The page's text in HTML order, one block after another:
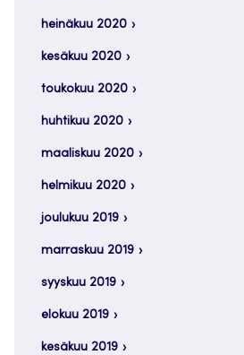
heinäkuu 2020
kesäkuu 2020
toukokuu 2020
huhtikuu 2020
maaliskuu 2020
helmikuu 2020
joulukuu 2019
marraskuu 2019
syyskuu 2019
elokuu 2019
kesäkuu 2019